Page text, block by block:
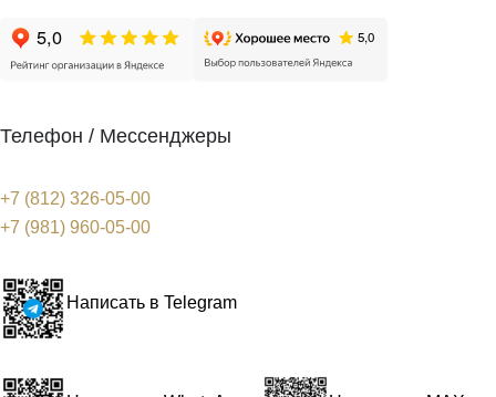
Телефон / Мессенджеры
+7 (812) 326-05-00
+7 (981) 960-05-00
Написать в Telegram